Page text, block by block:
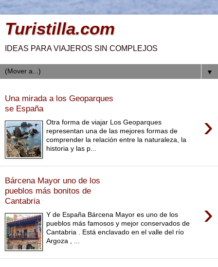
Turistilla.com
IDEAS PARA VIAJEROS SIN COMPLEJOS
▼
Una mirada a los Geoparques
se España
›
Otra forma de viajar Los Geoparques
representan una de las mejores formas de
comprender la relación entre la naturaleza, la
historia y las p...
Bárcena Mayor uno de los
pueblos más bonitos de
Cantabria
›
Y de España Bárcena Mayor es uno de los
pueblos más famosos y mejor conservados de
Cantabria . Está enclavado en el valle del río
Argoza , ...